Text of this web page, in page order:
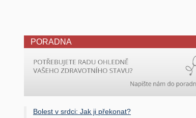
PORADNA
Bolest v srdci: Jak ji překonat?